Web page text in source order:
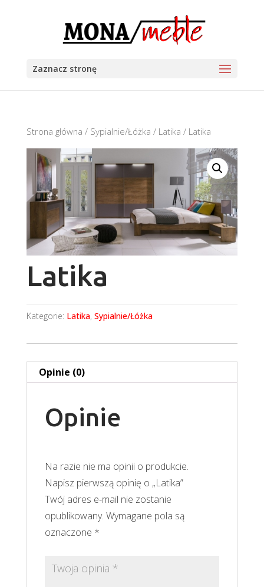
Zaznacz stronę
Strona główna / Sypialnie/Łóżka / Latika / Latika
Latika
Kategorie: Latika, Sypialnie/Łóżka
Opinie (0)
Opinie
Na razie nie ma opinii o produkcie.
Napisz pierwszą opinię o „Latika”
Twój adres e-mail nie zostanie
opublikowany. Wymagane pola są
oznaczone *